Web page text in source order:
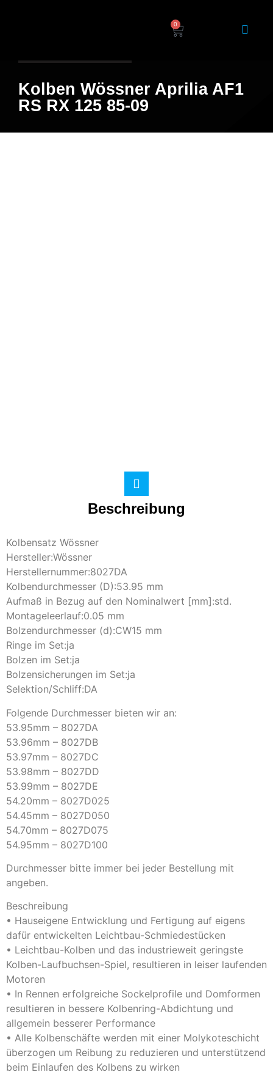
0
Kolben Wössner Aprilia AF1
RS RX 125 85-09
Beschreibung
Kolbensatz Wössner
Hersteller:Wössner
Herstellernummer:8027DA
Kolbendurchmesser (D):53.95 mm
Aufmaß in Bezug auf den Nominalwert [mm]:std.
Montageleerlauf:0.05 mm
Bolzendurchmesser (d):CW15 mm
Ringe im Set:ja
Bolzen im Set:ja
Bolzensicherungen im Set:ja
Selektion/Schliff:DA
Folgende Durchmesser bieten wir an:
53.95mm – 8027DA
53.96mm – 8027DB
53.97mm – 8027DC
53.98mm – 8027DD
53.99mm – 8027DE
54.20mm – 8027D025
54.45mm – 8027D050
54.70mm – 8027D075
54.95mm – 8027D100
Durchmesser bitte immer bei jeder Bestellung mit
angeben.
Beschreibung
• Hauseigene Entwicklung und Fertigung auf eigens
dafür entwickelten Leichtbau-Schmiedestücken
• Leichtbau-Kolben und das industrieweit geringste
Kolben-Laufbuchsen-Spiel, resultieren in leiser laufenden
Motoren
• In Rennen erfolgreiche Sockelprofile und Domformen
resultieren in bessere Kolbenring-Abdichtung und
allgemein besserer Performance
• Alle Kolbenschäfte werden mit einer Molykoteschicht
überzogen um Reibung zu reduzieren und unterstützend
beim Einlaufen des Kolbens zu wirken